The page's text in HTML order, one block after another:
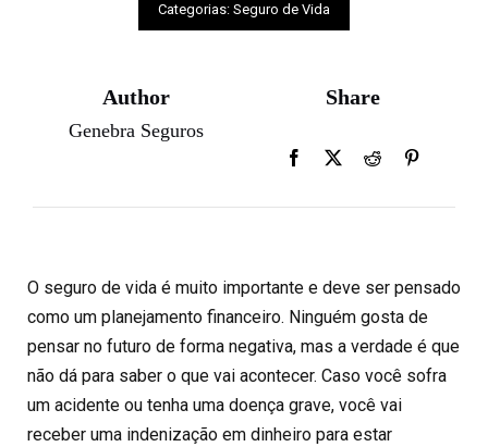
Categorias: Seguro de Vida
Author
Genebra Seguros
Share
O seguro de vida é muito importante e deve ser pensado
como um planejamento financeiro. Ninguém gosta de
pensar no futuro de forma negativa, mas a verdade é que
não dá para saber o que vai acontecer. Caso você sofra
um acidente ou tenha uma doença grave, você vai
receber uma indenização em dinheiro para estar